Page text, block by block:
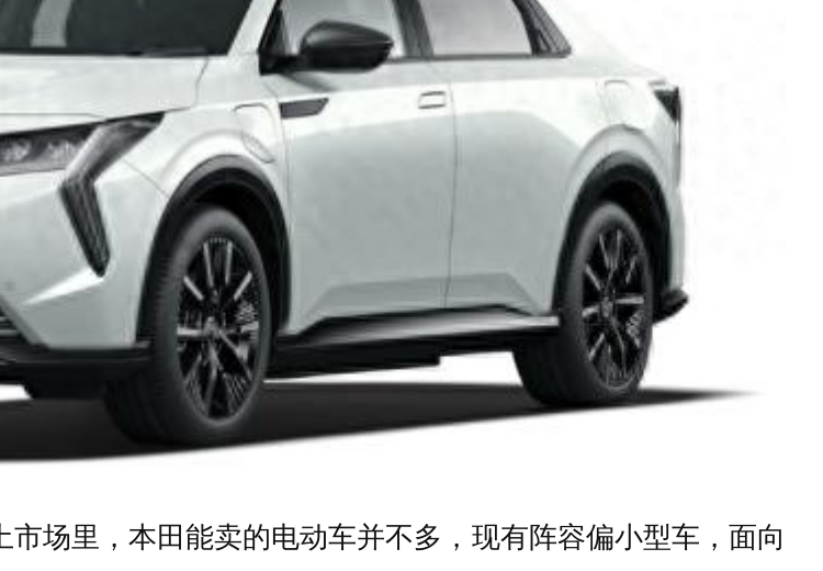
场里，本田能卖的电动车并不多，现有阵容偏小型车，面向